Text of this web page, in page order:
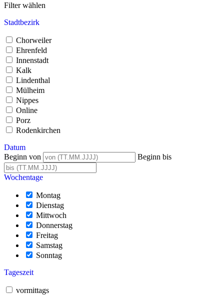
Filter wählen
Stadtbezirk
Chorweiler
Ehrenfeld
Innenstadt
Kalk
Lindenthal
Mülheim
Nippes
Online
Porz
Rodenkirchen
Datum
Beginn von
Beginn bis
Wochentage
Montag
Dienstag
Mittwoch
Donnerstag
Freitag
Samstag
Sonntag
Tageszeit
vormittags